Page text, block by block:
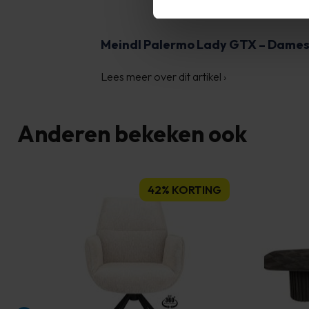
Meindl Palermo Lady GTX –
Lees meer over dit artikel ›
Anderen bekeken ook
42% KORTING